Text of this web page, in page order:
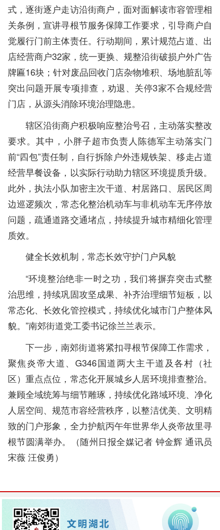
式，逐街逐户走访沿街商户，面对面解读市容管理相
关条例，宣讲寻根节服务保障工作要求，引导商户自
觉履行门前主体责任。行动期间，累计规范占道、出
店经营商户32家，统一更换、规整沿街破损户外广告
牌匾16块；针对废品回收门店杂物堆积、场地脏乱等
突出问题开展专项排查，劝退、关停3家不合规经营
门店，从源头消除环境治理隐患。
辖区沿街商户积极响应整治号召，主动落实整改
要求。其中，小胖子超市负责人陈德军主动落实门
前“四包”责任制，自行拆除户外违规铁架、移走占道
经营早餐设备，以实际行动助力辖区环境提质升级。
此外，执法小队加密主次干道、村居路口、居民区周
边巡逻频次，常态化整治机动车与非机动车无序停放
问题，疏通道路交通堵点，持续提升城市精细化管理
质效。
健全长效机制，常态长效守护门户风貌
“环境整治绝非一时之功，我们将摒弃突击式整
治思维，持续巩固攻坚成果、补齐治理细节短板，以
常态化、长效化管控模式，持续优化城市门户整体风
貌。”南郊街道党工委书记徐兰兰表示。
下一步，南郊街道将紧扣寻根节保障工作需求，
聚焦炎帝大道、G346国道两大主干道及各村（社
区）重点点位，常态化开展城乡人居环境排查整治。
兼顾全域统筹与细节雕琢，持续优化路域环境、净化
人居空间、规范市容经营秩序，以整洁优美、文明精
致的门户形象，全力护航丙午年世界华人炎帝故里寻
根节圆满举办。（随州日报全媒记者 钟金辉 通讯员
宋薇 汪俊勇）